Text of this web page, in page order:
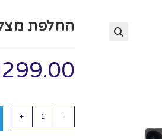
החלפת מצלמה
299.00
-
+